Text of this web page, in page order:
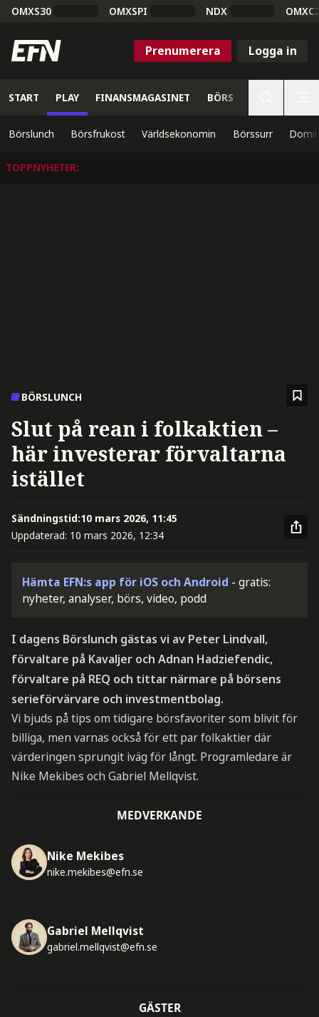
OMXS30 OMXSPI NDX
Prenumerera Logga in
START PLAY FINANSMAGASINET BÖRS
Börslunch Börsfrukost Världsekonomin Börssurr
TOPPNYHETER:
BÖRSLUNCH
Slut på rean i folkaktien –
här investerar förvaltarna
istället
Sändningstid:10 mars 2026, 11:45
Uppdaterad: 10 mars 2026, 12:34
Hämta EFN:s app för iOS och Android - gratis:
nyheter, analyser, börs, video, podd
I dagens Börslunch gästas vi av Peter Lindvall,
förvaltare på Kavaljer och Adnan Hadziefendic,
förvaltare på REQ och tittar närmare på börsens
serieförvärvare och investmentbolag.
Vi bjuds på tips om tidigare börsfavoriter som blivit för
billiga, men varnas också för ett par folkaktier där
värderingen sprungit iväg för långt. Programledare är
Nike Mekibes och Gabriel Mellqvist.
MEDVERKANDE
Nike Mekibes
nike.mekibes@efn.se
Gabriel Mellqvist
gabriel.mellqvist@efn.se
GÄSTER